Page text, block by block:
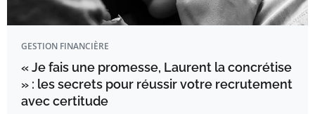
GESTION FINANCIÈRE
« Je fais une promesse, Laurent la concrétise
» : les secrets pour réussir votre recrutement
avec certitude